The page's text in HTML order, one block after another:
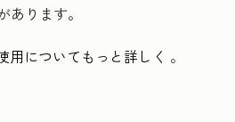
あります。
用についてもっと詳しく 。